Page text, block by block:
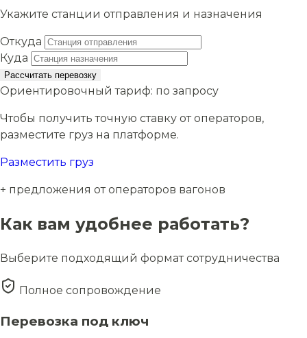
Укажите станции отправления и назначения
Откуда
Куда
Рассчитать перевозку
Ориентировочный тариф: по запросу
Чтобы получить точную ставку от операторов,
разместите груз на платформе.
Разместить груз
+ предложения от операторов вагонов
Как вам удобнее работать?
Выберите подходящий формат сотрудничества
Полное сопровождение
Перевозка под ключ